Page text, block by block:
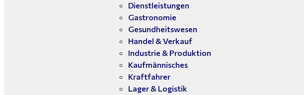
Dienstleistungen
Gastronomie
Gesundheitswesen
Handel & Verkauf
Industrie & Produktion
Kaufmännisches
Kraftfahrer
Lager & Logistik